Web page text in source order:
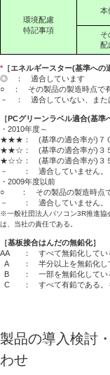
環境配慮
特記事項
本
そ
配
* ［エネルギースター(基準への
◎ ： 適合しています
○ ： その製品の製造時点で有
－ ： 適合していない、また
［PCグリーンラベル適合(基準
・2010年度～
★★★： (基準の適合率が)７
★★☆： (基準の適合率が)３
★☆☆： (基準の適合率が)３
－ ： 適合していません。
・2009年度以前
○ ： その製品の製造時点で
－ ： 適合していません。
※一般社団法人パソコン3R推進協
は、当社の責任である。
［基板接合はんだの無鉛化］
AA
： すべて無鉛化してい
A
： 半分以上を無鉛化し
B
： 一部を無鉛化してい
C
： すべて有鉛である。
製品の導入検討
わせ